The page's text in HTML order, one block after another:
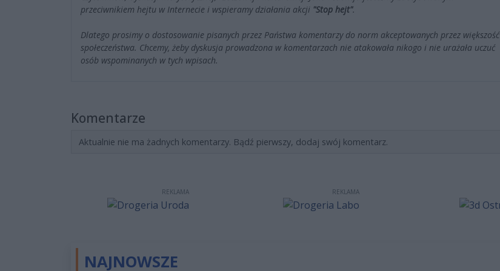
przeciwnikiem hejtu w Internecie i wspieramy działania akcji "Stop hejt".
Dlatego prosimy o dostosowanie pisanych przez Państwa komentarzy do norm akceptowanych przez większość
społeczeństwa. Chcemy, żeby dyskusja prowadzona w komentarzach nie atakowała nikogo i nie urażała uczuć
osób wspominanych w tych wpisach.
Komentarze
Aktualnie nie ma żadnych komentarzy. Bądź pierwszy, dodaj swój komentarz.
REKLAMA REKLAMA
NAJNOWSZE